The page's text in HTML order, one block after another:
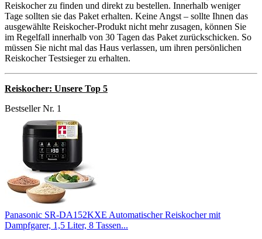
Reiskocher zu finden und direkt zu bestellen. Innerhalb weniger
Tage sollten sie das Paket erhalten. Keine Angst – sollte Ihnen das
ausgewählte Reiskocher-Produkt nicht mehr zusagen, können Sie
im Regelfall innerhalb von 30 Tagen das Paket zurückschicken. So
müssen Sie nicht mal das Haus verlassen, um ihren persönlichen
Reiskocher Testsieger zu erhalten.
Reiskocher: Unsere Top 5
Bestseller Nr. 1
Panasonic SR-DA152KXE Automatischer Reiskocher mit
Dampfgarer, 1,5 Liter, 8 Tassen...